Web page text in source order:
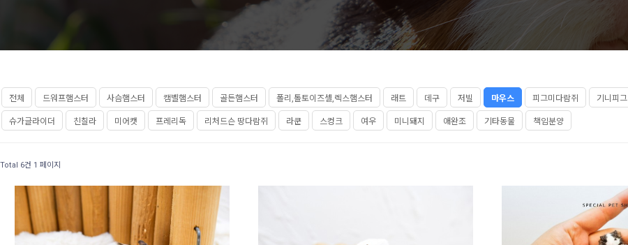
전체 드워프햄스터 사슴햄스터 캠벨햄스터 골든햄스터 폴리,톨토이즈셸,렉스햄스터 래트 데구 저빌 마우스 피그미다람쥐 기니피그
슈가글라이더 친칠라 미어캣 프레리독 리처드슨 땅다람쥐 라쿤 스컹크 여우 미니돼지 애완조 기타동물 책임분양
Total 6건 1 페이지